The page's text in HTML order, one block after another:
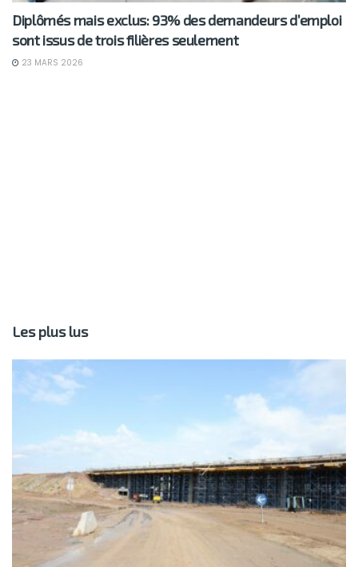
Diplômés mais exclus: 93% des demandeurs d’emploi
sont issus de trois filières seulement
23 MARS 2026
Les plus lus